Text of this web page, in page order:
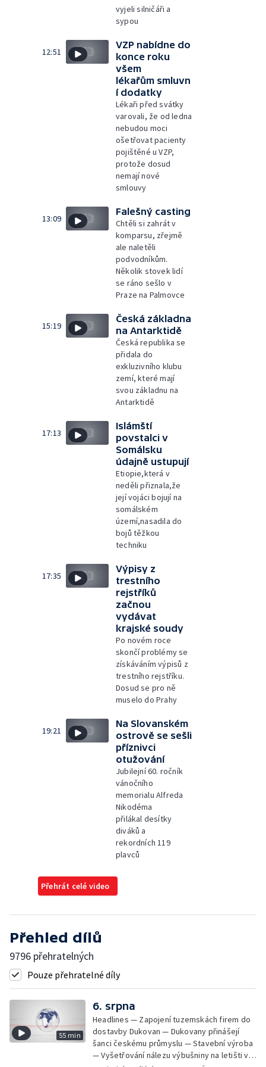
vyjeli silničáři a
sypou
12:51
VZP nabídne do
konce roku
všem
lékařům smluvn
í dodatky
Lékaři před svátky
varovali, že od ledna
nebudou moci
ošetřovat pacienty
pojištěné u VZP,
protože dosud
nemají nové
smlouvy
13:09
Falešný casting
Chtěli si zahrát v
komparsu, zřejmě
ale naletěli
podvodníkům.
Několik stovek lidí
se ráno sešlo v
Praze na Palmovce
15:19
Česká základna
na Antarktidě
Česká republika se
přidala do
exkluzivního klubu
zemí, které mají
svou základnu na
Antarktidě
17:13
Islámští
povstalci v
Somálsku
údajně ustupují
Etiopie,která v
neděli přiznala,že
její vojáci bojují na
somálském
území,nasadila do
bojů těžkou
techniku
17:35
Výpisy z
trestního
rejstříků
začnou
vydávat
krajské soudy
Po novém roce
skončí problémy se
získáváním výpisů z
trestního rejstříku.
Dosud se pro ně
muselo do Prahy
19:21
Na Slovanském
ostrově se sešli
příznivci
otužování
Jubilejní 60. ročník
vánočního
memorialu Alfreda
Nikodéma
přilákal desítky
diváků a
rekordních 119
plavců
Přehrát celé video
Přehled dílů
9796 přehratelných
Pouze přehratelné díly
55 min
6. srpna
Headlines — Zapojení tuzemskách firem do
dostavby Dukovan — Dukovany přinášejí
šanci českému průmyslu — Stavební výroba
— Vyšetřování nálezu výbušniny na letišti v